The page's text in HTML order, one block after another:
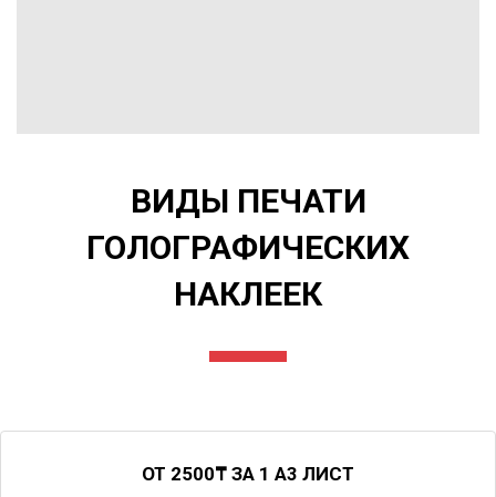
ВИДЫ ПЕЧАТИ
ГОЛОГРАФИЧЕСКИХ
НАКЛЕЕК
ОТ 2500₸ ЗА 1 А3 ЛИСТ